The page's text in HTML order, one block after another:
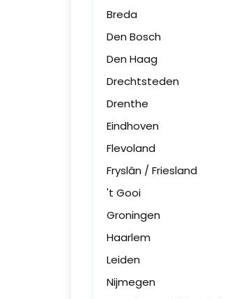
Breda
Den Bosch
Den Haag
Drechtsteden
Drenthe
Eindhoven
Flevoland
Fryslân / Friesland
't Gooi
Groningen
Haarlem
Leiden
Nijmegen